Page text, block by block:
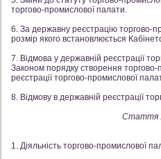
торгово-промислової палати.
6. За державну реєстрацію торгово-
розмір якого встановлюється
7. Відмова у державній реєстрації
Законом порядку створення торгово-
реєстрації торгово-промислової
8. Відмову в державній реєстрації
Стаття
1. Діяльність торгово-промислової